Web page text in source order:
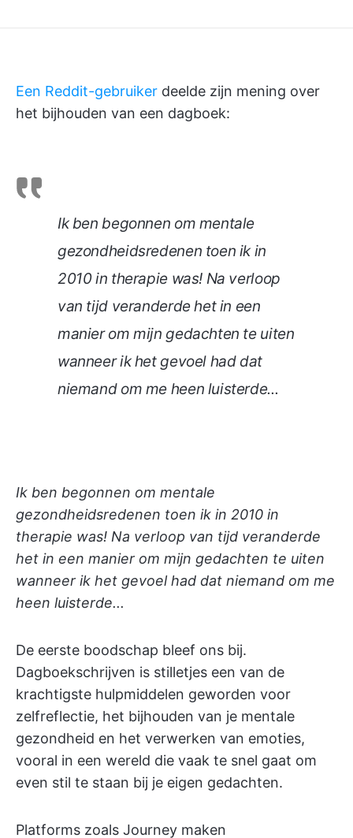
Een Reddit-gebruiker deelde zijn mening over
het bijhouden van een dagboek:
Ik ben begonnen om mentale
gezondheidsredenen toen ik in
2010 in therapie was! Na verloop
van tijd veranderde het in een
manier om mijn gedachten te uiten
wanneer ik het gevoel had dat
niemand om me heen luisterde...
Ik ben begonnen om mentale
gezondheidsredenen toen ik in 2010 in
therapie was! Na verloop van tijd veranderde
het in een manier om mijn gedachten te uiten
wanneer ik het gevoel had dat niemand om me
heen luisterde...
De eerste boodschap bleef ons bij.
Dagboekschrijven is stilletjes een van de
krachtigste hulpmiddelen geworden voor
zelfreflectie, het bijhouden van je mentale
gezondheid en het verwerken van emoties,
vooral in een wereld die vaak te snel gaat om
even stil te staan bij je eigen gedachten.
Platforms zoals Journey maken